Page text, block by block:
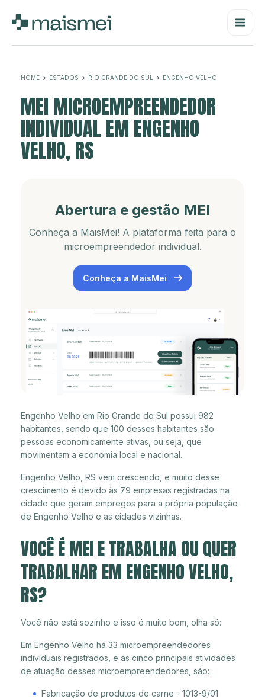
HOME ESTADOS RIO GRANDE DO SUL ENGENHO VELHO
MEI MICROEMPREENDEDOR
INDIVIDUAL EM ENGENHO
VELHO, RS
Abertura e gestão MEI
Conheça a MaisMei! A plataforma feita para o
microempreendedor individual.
Conheça a MaisMei
Engenho Velho em Rio Grande do Sul possui 982
habitantes, sendo que 100 desses habitantes são
pessoas economicamente ativas, ou seja, que
movimentam a economia local e nacional.
Engenho Velho, RS vem crescendo, e muito desse
crescimento é devido às 79 empresas registradas na
cidade que geram empregos para a própria população
de Engenho Velho e as cidades vizinhas.
VOCÊ É MEI E TRABALHA OU QUER
TRABALHAR EM ENGENHO VELHO,
RS?
Você não está sozinho e isso é muito bom, olha só:
Em Engenho Velho há 33 microempreendedores
individuais registrados, e as cinco principais atividades
de atuação desses microempreendedores, são:
Fabricação de produtos de carne - 1013-9/01